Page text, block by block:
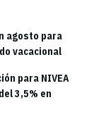
agosto para
vacacional
para NIVEA
3,5% en